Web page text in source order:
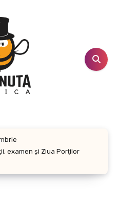
examen şi Ziua Porţilor